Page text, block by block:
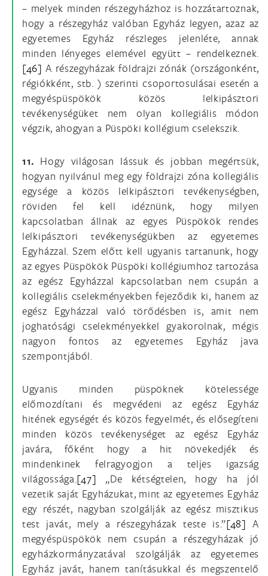
– melyek minden részegyházhoz is hozzátartoznak,
hogy a részegyház valóban Egyház legyen, azaz az
egyetemes Egyház részleges jelenléte, annak
minden lényeges elemével együtt – rendelkeznek.
[46] A részegyházak földrajzi zónák (országonként,
régiókként, stb. ) szerinti csoportosulásai esetén a
megyéspüspökök közös lelkipásztori
tevékenységüket nem olyan kollegiális módon
végzik, ahogyan a Püspöki kollégium cselekszik.
11. Hogy világosan lássuk és jobban megértsük,
hogyan nyilvánul meg egy földrajzi zóna kollegiális
egysége a közös lelkipásztori tevékenységben,
röviden fel kell idéznünk, hogy milyen
kapcsolatban állnak az egyes Püspökök rendes
lelkipásztori tevékenységükben az egyetemes
Egyházzal. Szem előtt kell ugyanis tartanunk, hogy
az egyes Püspökök Püspöki kollégiumhoz tartozása
az egész Egyházzal kapcsolatban nem csupán a
kollegiális cselekményekben fejeződik ki, hanem az
egész Egyházzal való törődésben is, amit nem
joghatósági cselekményekkel gyakorolnak, mégis
nagyon fontos az egyetemes Egyház java
szempontjából.
Ugyanis minden püspöknek kötelessége
előmozdítani és megvédeni az egész Egyház
hitének egységét és közös fegyelmét, és elősegíteni
minden közös tevékenységet az egész Egyház
javára, főként hogy a hit növekedjék és
mindenkinek felragyogjon a teljes igazság
világossága.[47] „De kétségtelen, hogy ha jól
vezetik saját Egyházukat, mint az egyetemes Egyház
egy részét, nagyban szolgálják az egész misztikus
test javát, mely a részegyházak teste is.”[48] A
megyéspüspökök nem csupán a részegyházak jó
egyházkormányzatával szolgálják az egyetemes
Egyház javát, hanem tanításukkal és megszentelő